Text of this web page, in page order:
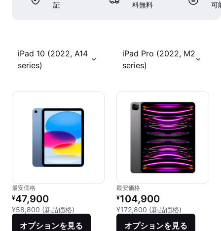
証
料無料
可
iPad 10 (2022, A14
series)
iPad Pro (2022, M2
series)
最安価格
リファービッシュ品の価格：
¥47,900
¥58,800 (新品価格) 新品との比較：¥58,800
オプションを見る
最安価格
リファービッシュ品の価格：
¥104,900
¥172,800 (新品価格)
オプションを見る